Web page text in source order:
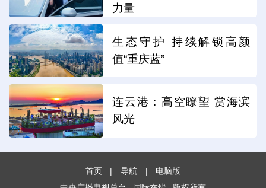
力量
生态守护 持续解锁高颜
值“重庆蓝”
连云港：高空瞭望 赏海滨
风光
首页 | 导航 |
电脑版